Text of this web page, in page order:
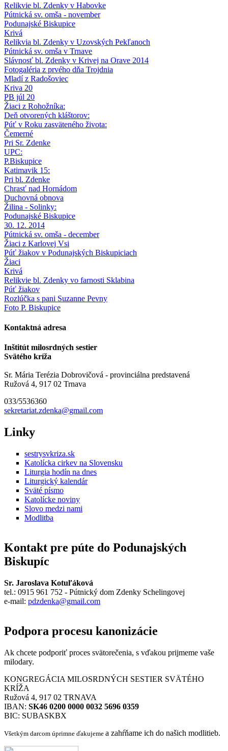
Relikvie bl. Zdenky v Habovke
Pútnická sv. omša - november
Podunajské Biskupice
Krivá
Relikvia bl. Zdenky v Uzovských Pekľanoch
Pútnická sv. omša v Trnave
Slávnosť bl. Zdenky v Krivej na Orave 2014
Fotogaléria z prvého dňa Trojdnia
Mladí z Radošoviec
Kriva 20
PB júl 20
Žiaci z Rohožníka:
Deň otvorených kláštorov:
Púť v Roku zasväteného života:
Čemerné
Pri Sr. Zdenke
UPC:
P.Biskupice
Katimavik 15:
Pri bl. Zdenke
Chrasť nad Hornádom
Duchovná obnova
Žilina - Solinky:
Podunajské Biskupice
30. 12. 2014
Pútnická sv. omša - december
Žiaci z Karlovej Vsi
Púť žiakov v Podunajských Biskupiciach
Žiaci
Krivá
Relikvie bl. Zdenky vo farnosti Sklabina
Púť žiakov
Rozlúčka s pani Suzanne Pevny
Foto P. Biskupice
Kontaktná adresa
Inštitút milosrdných sestier
Svätého kríža
Sr. Mária Terézia Dobrovičová - provinciálna predstavená
Ružová 4, 917 02 Trnava
033/5536360
sekretariat.zdenka@gmail.com
Linky
sestrysvkriza.sk
Katolícka cirkev na Slovensku
Liturgia hodín na dnes
Liturgický kalendár
Sväté písmo
Katolícke noviny
Slovo medzi nami
Modlitba
Kontakt pre púte do Podunajských
Biskupíc
Sr. Jaroslava Kotuľáková
tel.: 0915 961 752 - Pútnický dom Zdenky Schelingovej
e-mail: pdzdenka@gmail.com
Podpora procesu kanonizácie
Ak chcete podporiť proces svätorečenia, s vďakou prijmeme vaše
milodary.
KONGREGÁCIA MILOSRDNÝCH SESTIER SVÄTÉHO
KRÍŽA
Ružová 4, 917 02 TRNAVA
IBAN: SK46 0200 0000 0032 5696 0359
BIC: SUBASKBX
Všetkým darcom úprimne ďakujeme a zahŕňame ich do našich modlitieb.